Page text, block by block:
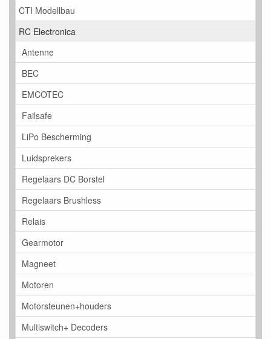
CTI Modellbau
RC Electronica
Antenne
BEC
EMCOTEC
Failsafe
LiPo Bescherming
Luidsprekers
Regelaars DC Borstel
Regelaars Brushless
Relais
Gearmotor
Magneet
Motoren
Motorsteunen+houders
Multiswitch+ Decoders